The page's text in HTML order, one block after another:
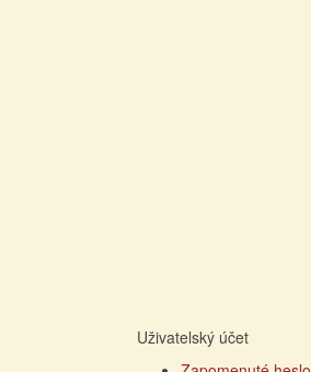
Uživatelský účet